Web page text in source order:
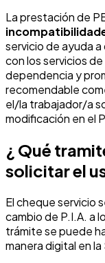
La prestación de
servicio de ayuda
con los servicios
dependencia y
recomendable
el/la trabajador/a
modificación en el
¿ Qué
solicitar el
El cheque servicio
cambio de P.I.A. a
trámite se puede
manera digital en